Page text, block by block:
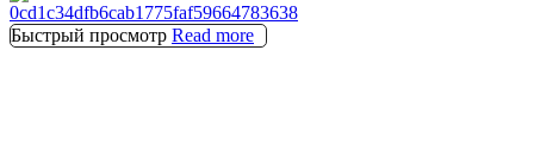
Быстрый просмотр Read more